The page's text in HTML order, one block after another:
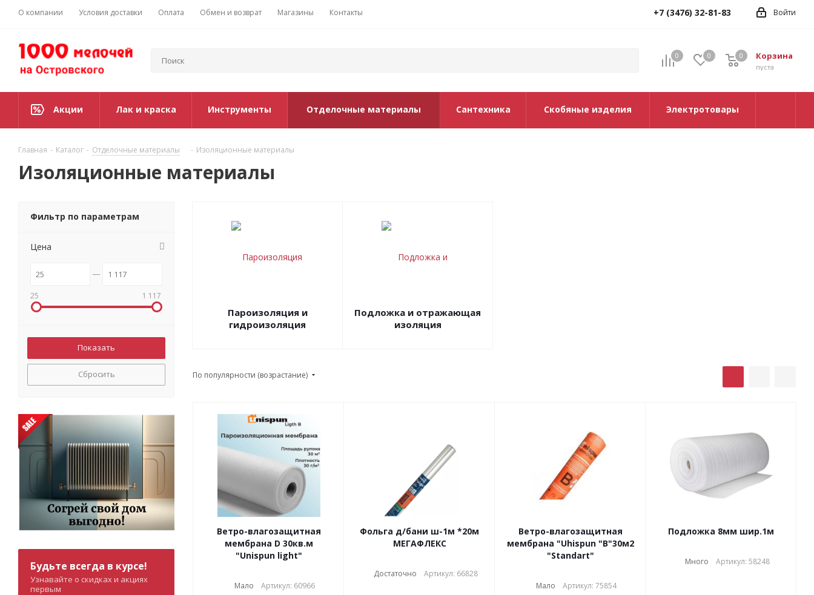
О компании Условия доставки Оплата Обмен и возврат Магазины Контакты Войти
+7 (3476) 32-81-83
0 0 Корзина
0
пуста
0
Акции Лак и краска Инструменты Отделочные материалы Сантехника Скобяные изделия Электротовары
Главная - Каталог - Отделочные материалы - Изоляционные материалы
Изоляционные материалы
Пароизоляция и
гидроизоляция
Подложка и отражающая
изоляция
По популярности (возрастание)
Ветро-влагозащитная
мембрана D 30кв.м
"Unispun light"
Мало Артикул: 60966
Фольга д/бани ш-1м *20м
МЕГАФЛЕКС
Достаточно Артикул: 66828
Ветро-влагозащитная
мембрана "Uhispun "В"30м2
"Standart"
Мало Артикул: 75854
Подложка 8мм шир.1м
Много Артикул: 58248
Фильтр по параметрам
Цена
25 1 117
Сбросить
Будьте всегда в курсе!
Узнавайте о скидках и акциях
первым